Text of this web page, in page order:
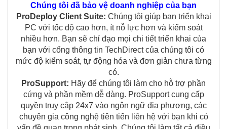
Chúng tôi đã bảo vệ doanh nghiệp của bạn
ProDeploy Client Suite: Chúng tôi giúp bạn triển khai
PC với tốc độ cao hơn, ít nỗ lực hơn và kiểm soát
nhiều hơn. Bạn sẽ chỉ đạo mọi chi tiết triển khai của
bạn với cổng thông tin TechDirect của chúng tôi có
mức độ kiểm soát, tự động hóa và đơn giản chưa từng
có.
ProSupport: Hãy để chúng tôi làm cho hỗ trợ phần
cứng và phần mềm dễ dàng. ProSupport cung cấp
quyền truy cập 24x7 vào ngôn ngữ địa phương, các
chuyên gia công nghệ tiên tiến liên hệ với bạn khi có